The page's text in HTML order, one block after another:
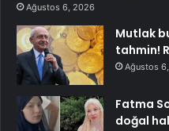
Ağustos 6, 2026
Mutlak
tahmin!
Ağustos
Fatma
doğal